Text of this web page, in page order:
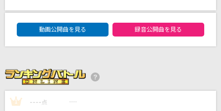
PRINCESS PRINCESS
椎名 豪 featuring 中川奈美
レディメイド
Ado
DAM★ともボーカルエントリーランキング
動画公開曲を見る
録音公開曲を見る
1 ---- 点 ----